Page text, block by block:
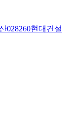
028260현대건설